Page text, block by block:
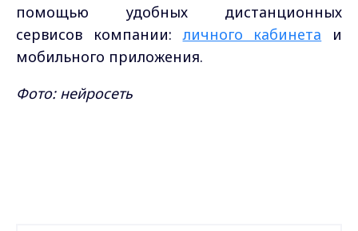
помощью удобных дистанционных
сервисов компании:личного кабинета и
мобильного приложения.
Фото: нейросеть